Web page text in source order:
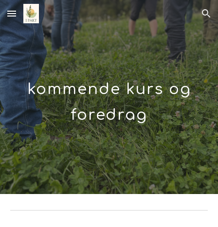
Skip to main content Skip to navigation
kommende kurs og
foredrag